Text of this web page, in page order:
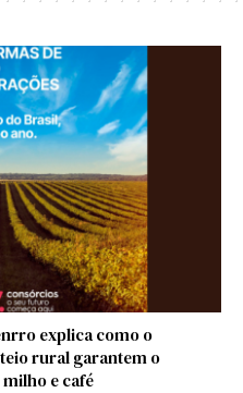
explica como o
rural garantem o
e café